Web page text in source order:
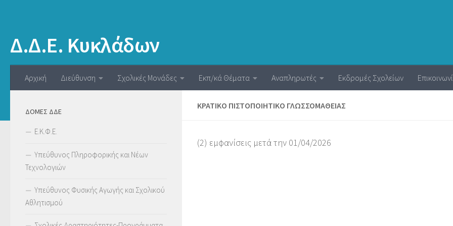
Δ.Δ.Ε. Κυκλάδων
Αρχική Διεύθυνση Σχολικές Μονάδες Εκπ/κά Θέματα Αναπληρωτές Εκδρομές Σχολείων
ΚΡΑΤΙΚΌ ΠΙΣΤΟΠΟΙΗΤΙΚΌ ΓΛΩΣΣΟΜΆΘΕΙΑΣ
(2) εμφανίσεις μετά την 01/04/2026
ΔΟΜΕΣ ΔΔΕ
Ε.Κ.Φ.Ε.
Υπεύθυνος Πληροφορικής και Νέων
Τεχνολογιών
Υπεύθυνος Φυσικής Αγωγής και Σχολικού
Αθλητισμού